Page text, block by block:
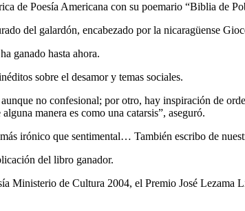
de Poesía Americana con su poemario “Biblia de
del galardón, encabezado por la nicaragüense
ganado hasta ahora.
sobre el desamor y temas sociales.
no confesional; por otro, hay inspiración de
manera es como una catarsis”, aseguró.
irónico que sentimental… También escribo de
del libro ganador.
de Cultura 2004, el Premio José Lezama